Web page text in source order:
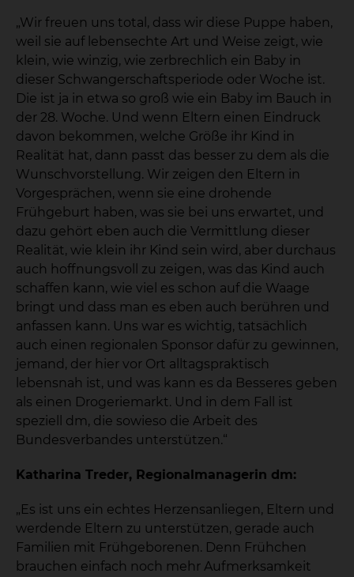
„Wir freuen uns total, dass wir diese Puppe haben,
weil sie auf lebensechte Art und Weise zeigt, wie
klein, wie winzig, wie zerbrechlich ein Baby in
dieser Schwangerschaftsperiode oder Woche ist.
Die ist ja in etwa so groß wie ein Baby im Bauch in
der 28. Woche. Und wenn Eltern einen Eindruck
davon bekommen, welche Größe ihr Kind in
Realität hat, dann passt das besser zu dem als die
Wunschvorstellung. Wir zeigen den Eltern in
Vorgesprächen, wenn sie eine drohende
Frühgeburt haben, was sie bei uns erwartet, und
dazu gehört eben auch die Vermittlung dieser
Realität, wie klein ihr Kind sein wird, aber durchaus
auch hoffnungsvoll zu zeigen, was das Kind auch
schaffen kann, wie viel es schon auf die Waage
bringt und dass man es eben auch berühren und
anfassen kann. Uns war es wichtig, tatsächlich
auch einen regionalen Sponsor dafür zu gewinnen,
jemand, der hier vor Ort alltagspraktisch
lebensnah ist, und was kann es da Besseres geben
als einen Drogeriemarkt. Und in dem Fall ist
speziell dm, die sowieso die Arbeit des
Bundesverbandes unterstützen.“
Katharina Treder, Regionalmanagerin dm:
„Es ist uns ein echtes Herzensanliegen, Eltern und
werdende Eltern zu unterstützen, gerade auch
Familien mit Frühgeborenen. Denn Frühchen
brauchen einfach noch mehr Aufmerksamkeit